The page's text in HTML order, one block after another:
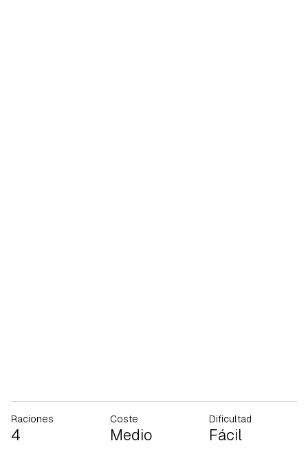
Raciones
4
Coste
Medio
Dificultad
Fácil